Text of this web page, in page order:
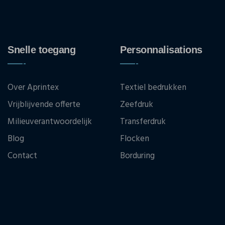
Snelle toegang
Over Aprintex
Vrijblijvende offerte
Milieuverantwoordelijk
Blog
Contact
Personnalisations
Textiel bedrukken
Zeefdruk
Transferdruk
Flocken
Borduring